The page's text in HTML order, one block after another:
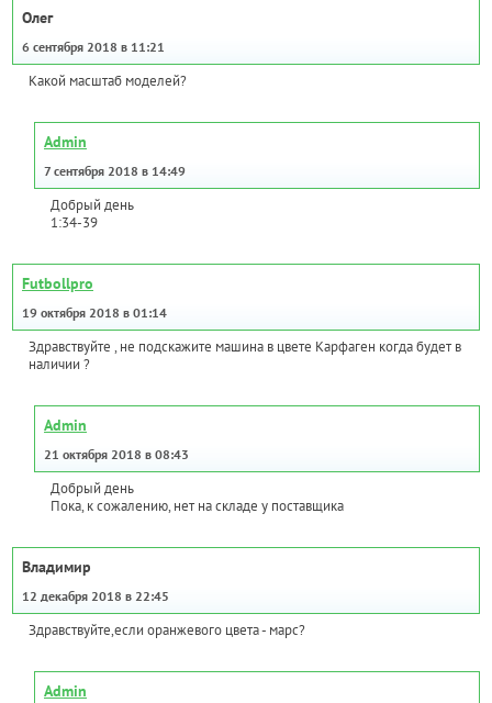
Олег
6 сентября 2018 в 11:21
Какой масштаб моделей?
Admin
7 сентября 2018 в 14:49
Добрый день
1:34-39
Futbollpro
19 октября 2018 в 01:14
Здравствуйте , не подскажите машина в цвете Карфаген когда будет в
наличии ?
Admin
21 октября 2018 в 08:43
Добрый день
Пока, к сожалению, нет на складе у поставщика
Владимир
12 декабря 2018 в 22:45
Здравствуйте,если оранжевого цвета - марс?
Admin